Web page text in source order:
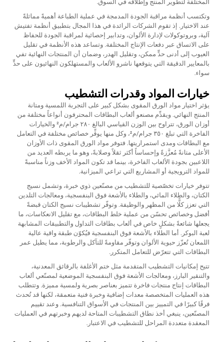
المختلفة لتطوير المنتج وإطلاقه في السوق.
وتكتسب أنظمة مراقبة الجودة المدمجة في عملية الطباعة أهميةً مماثلةً
عند الاختيار. إذ تقوم الشركات الرائدة في هذا المجال بتطبيق أنظمة تفتيش
آلية، وبروتوكولات لإدارة الألوان، وتدابير إحصائية لمراقبة الجودة للحفاظ
على الاتساق عبر دفعات الإنتاج المختلفة. وتساعد هذه الأنظمة في تقليل
العيوب إلى أدنى حدٍّ ممكن، وتقليل الهدر، وضمان أن المنتجات النهائية تفي
بالمعايير الدقيقة التي يتوقعها ناشرو الألعاب والمستهلكون النهائيون على حدٍّ
سواء.
خيارات المواد وقدرات التشطيب
يؤثر اختيار مواد الورق المقوى بشكل كبير على التجربة اللمسية ومتانة
المنتج النهائي. ويقدِّم مصنعو ألعاب البطاقات المحترفون أنواعاً مختلفة من
أوزان الورق، تتراوح بين الوزن القياسي البالغ ٢٨٠ جرام/م² والخيارات
الفاخرة التي تبلغ ٣٥٠ جرام/م²، وكل منها يوفِّر خصائص مختلفة في التعامل
مع البطاقات ومدى استمراريتها. فتوفر مواد الورق المقوى ذات الأوزان
الأعلى متانةً مُعزَّزةً وإحساساً أكثر ثقلاً وصلابةً، وهو ما يربطه العديد من
اللاعبين بجودة الألعاب الفاخرة، بينما قد تكون المواد الأخف وزناً مناسبةً
للمواد الترويجية أو المشاريع التي تراعي الميزانية.
تتوفر خيارات تخصّصية للتشطيب من مصنّعين ذوي خبرة، وتشمل نسيج
الكتان، والطلاء المائي، والطلاء بالأشعة فوق البنفسجية، ومعالجات التلدين
التي تعزز كلًّا من المظهر والوظيفة. وتوفّر تشطيبات نسيج الكتان قبضةً
أفضل وخصائص تحسّن من عملية خلط البطاقات، مع تقليل الانعكاسات، ما
يجعلها شائعةً بشكلٍ خاص في ألعاب بطاقات التداول والتطبيقات المشابهة
لعبة البوكر. أما الطلاء بالأشعة فوق البنفسجية فيُكوّن طبقة واقية عالية
اللمعان تُعزّز حيوية الألوان وتوفّر مقاومةً للتآكل والرطوبة، مما يطيل عمر
البطاقات التي تتعرّض للتعامل المتكرر.
تتيح إمكانيات التشطيب المتقدمة مثل ختم الأغلفة بالرقائق المعدنية،
والتنقير البارز، ومعالجات الأشعة فوق البنفسجية الموضعية لمصنّعي ألعاب
البطاقات إنتاج منتجات فاخرة تتميز بعناصر بصرية ولمسية مميزة. وتتطلب
هذه العمليات المتخصصة معدات إضافية وخبرة فنية متعمقة، لكنها قد تُحدث
فرقًا كبيرًا في التمييز بين المنتجات في الأسواق التنافسية. وعند تقييم
المصنّعين، ينبغي أخذ نطاق التشطيبات المتاحة لديهم وخبرتهم في العمليات
المعقدة متعددة المراحل للتشطيب في الاعتبار.